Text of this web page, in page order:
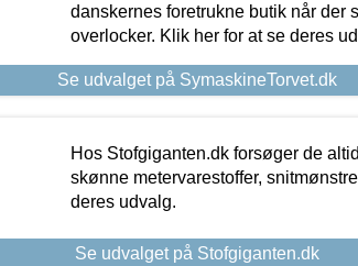
danskernes foretrukne butik når der
overlocker. Klik her for at se deres
Se udvalget på SymaskineTorvet.dk
Hos Stofgiganten.dk forsøger de
skønne metervarestoffer,
deres udvalg.
Se udvalget på Stofgiganten.dk